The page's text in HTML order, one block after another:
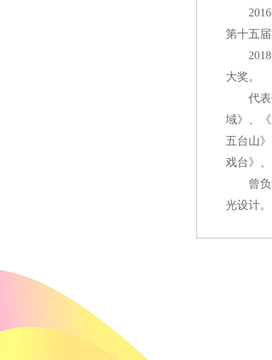
2016年
第十五届
2018年
大奖。
代表作
域》、
五台山
戏台》
曾负责
光设计。